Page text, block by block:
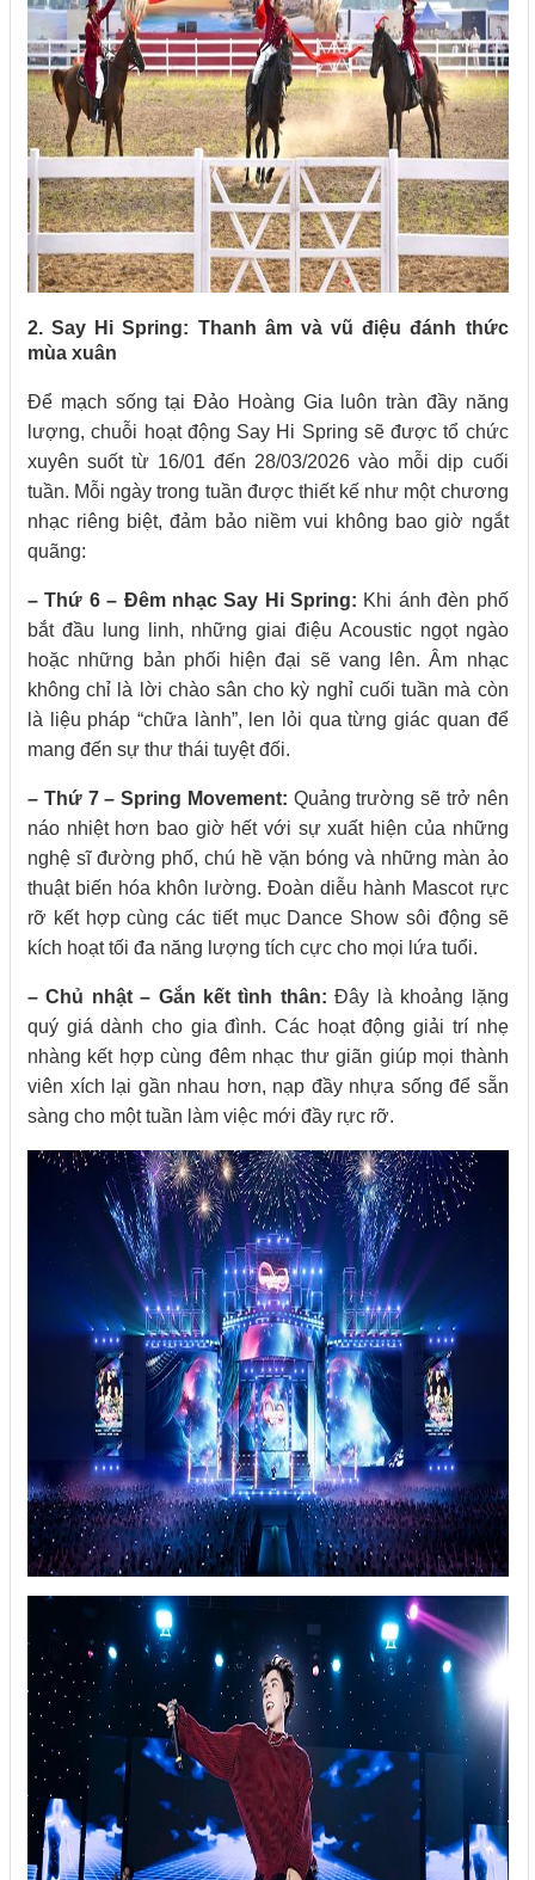
2. Say Hi Spring: Thanh âm và vũ điệu đánh thức
mùa xuân
Để mạch sống tại Đảo Hoàng Gia luôn tràn đầy năng
lượng, chuỗi hoạt động Say Hi Spring sẽ được tổ chức
xuyên suốt từ 16/01 đến 28/03/2026 vào mỗi dịp cuối
tuần. Mỗi ngày trong tuần được thiết kế như một chương
nhạc riêng biệt, đảm bảo niềm vui không bao giờ ngắt
quãng:
– Thứ 6 – Đêm nhạc Say Hi Spring: Khi ánh đèn phố
bắt đầu lung linh, những giai điệu Acoustic ngọt ngào
hoặc những bản phối hiện đại sẽ vang lên. Âm nhạc
không chỉ là lời chào sân cho kỳ nghỉ cuối tuần mà còn
là liệu pháp “chữa lành”, len lỏi qua từng giác quan để
mang đến sự thư thái tuyệt đối.
– Thứ 7 – Spring Movement: Quảng trường sẽ trở nên
náo nhiệt hơn bao giờ hết với sự xuất hiện của những
nghệ sĩ đường phố, chú hề vặn bóng và những màn ảo
thuật biến hóa khôn lường. Đoàn diễu hành Mascot rực
rỡ kết hợp cùng các tiết mục Dance Show sôi động sẽ
kích hoạt tối đa năng lượng tích cực cho mọi lứa tuổi.
– Chủ nhật – Gắn kết tình thân: Đây là khoảng lặng
quý giá dành cho gia đình. Các hoạt động giải trí nhẹ
nhàng kết hợp cùng đêm nhạc thư giãn giúp mọi thành
viên xích lại gần nhau hơn, nạp đầy nhựa sống để sẵn
sàng cho một tuần làm việc mới đầy rực rỡ.